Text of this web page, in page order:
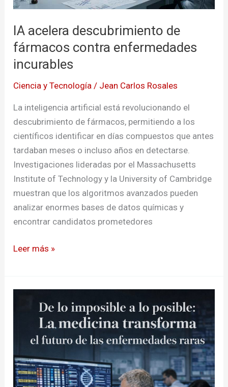
IA acelera descubrimiento de
fármacos contra enfermedades
incurables
Ciencia y Tecnología / Jean Carlos Rosales
La inteligencia artificial está revolucionando el
descubrimiento de fármacos, permitiendo a los
científicos identificar en días compuestos que antes
tardaban meses o incluso años en detectarse.
Investigaciones lideradas por el Massachusetts
Institute of Technology y la University of Cambridge
muestran que los algoritmos avanzados pueden
analizar enormes bases de datos químicas y
encontrar candidatos prometedores
Leer más »
imposible
lo
posible:
la